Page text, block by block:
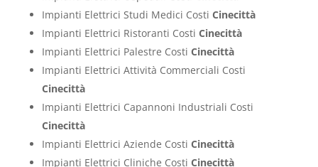
Impianti Elettrici Studi Medici Costi Cinecittà
Impianti Elettrici Ristoranti Costi Cinecittà
Impianti Elettrici Palestre Costi Cinecittà
Impianti Elettrici Attività Commerciali Costi
Cinecittà
Impianti Elettrici Capannoni Industriali Costi
Cinecittà
Impianti Elettrici Aziende Costi Cinecittà
Impianti Elettrici Cliniche Costi Cinecittà